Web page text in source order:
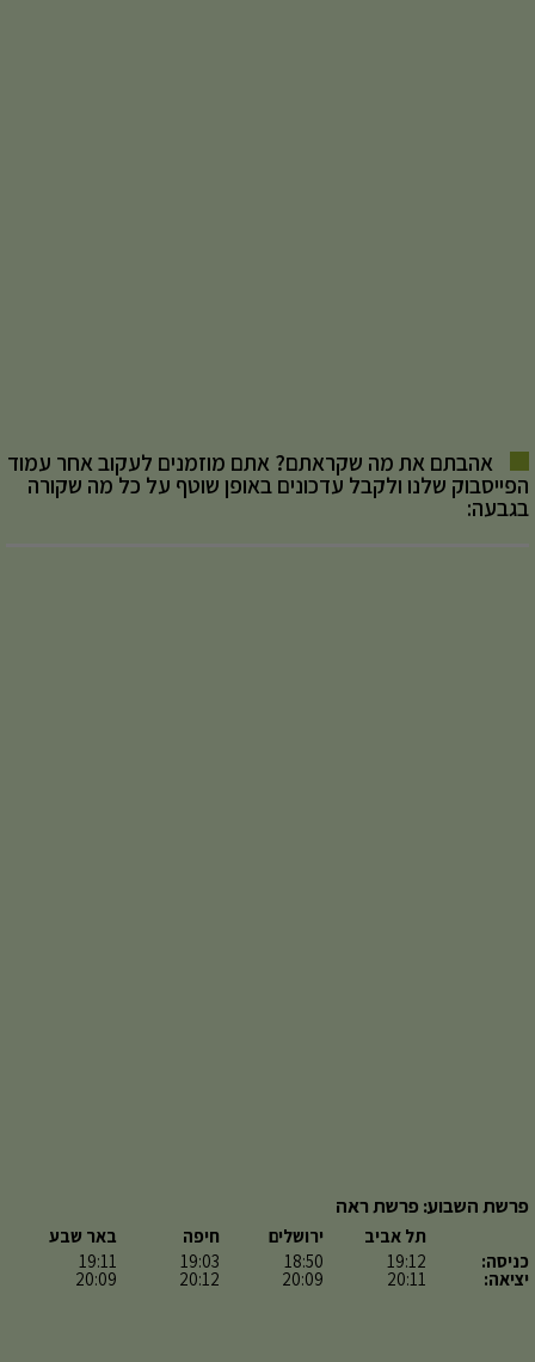
אהבתם את מה שקראתם? אתם מוזמנים לעקוב אחר עמוד
הפייסבוק שלנו ולקבל עדכונים באופן שוטף על כל מה שקורה
בגבעה:
פרשת השבוע: פרשת ראה
כניסה:
יציאה:
תל אביב
19:12
20:11
ירושלים
18:50
20:09
חיפה
19:03
20:12
באר שבע
19:11
20:09